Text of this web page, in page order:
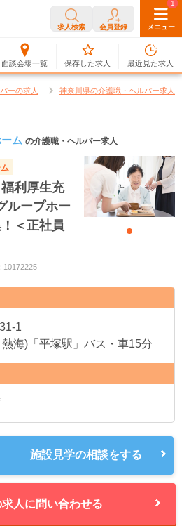
求人検索 会員登録 メニュー
面談会場一覧
0
保存した求人
1
最近見た求人
ーの求人 神奈川県の介護職・ヘルパー求人
ム の介護職・ヘルパー求人
福利厚生充
ループホー
＜正社員
10172225
1
熱海)「平塚駅」バス・車15分
施設見学の相談をする
求人に問い合わせる